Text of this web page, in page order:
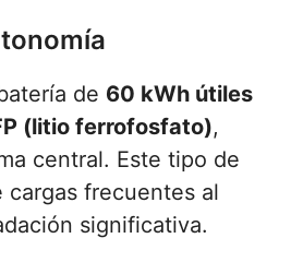
de 60 kWh útiles
(litio ferrofosfato),
central. Este tipo de
cargas frecuentes al
significativa.